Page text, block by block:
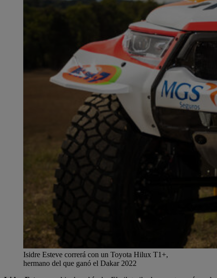
Isidre Esteve correrá con un Toyota Hilux T1+,
hermano del que ganó el Dakar 2022